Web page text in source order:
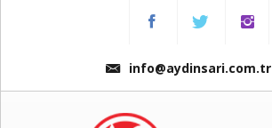
info@aydinsari.com.tr